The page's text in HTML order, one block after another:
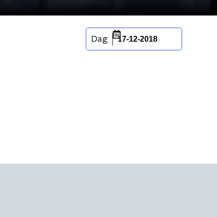
Dag 17-12-2018